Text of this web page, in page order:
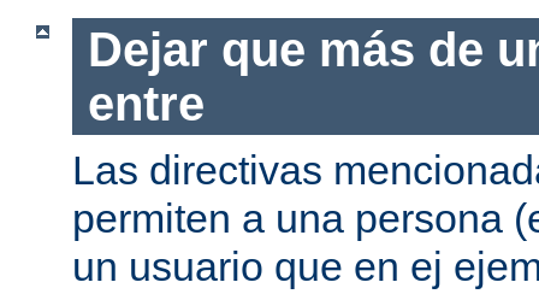
Dejar que más de
entre
Las directivas
permiten a una persona
un usuario que en ej